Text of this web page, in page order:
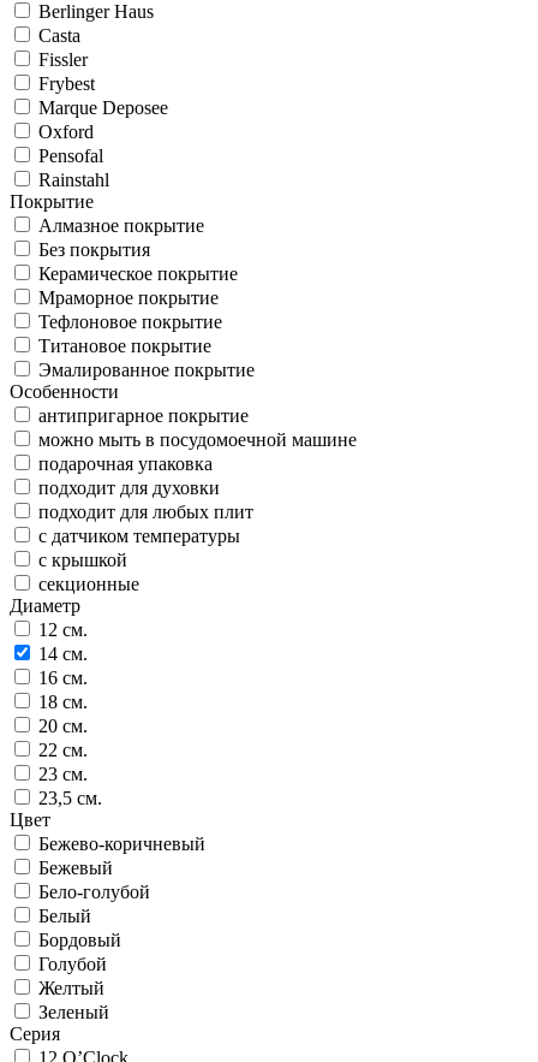
Berlinger Haus
Casta
Fissler
Frybest
Marque Deposee
Oxford
Pensofal
Rainstahl
Покрытие
Алмазное покрытие
Без покрытия
Керамическое покрытие
Мраморное покрытие
Тефлоновое покрытие
Титановое покрытие
Эмалированное покрытие
Особенности
антипригарное покрытие
можно мыть в посудомоечной машине
подарочная упаковка
подходит для духовки
подходит для любых плит
с датчиком температуры
с крышкой
секционные
Диаметр
12 см.
14 см.
16 см.
18 см.
20 см.
22 см.
23 см.
23,5 см.
Цвет
Бежево-коричневый
Бежевый
Бело-голубой
Белый
Бордовый
Голубой
Желтый
Зеленый
Серия